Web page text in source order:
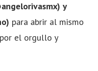
y
para abrir al mismo
el orgullo y